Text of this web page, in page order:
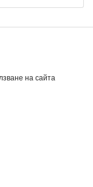
на сайта